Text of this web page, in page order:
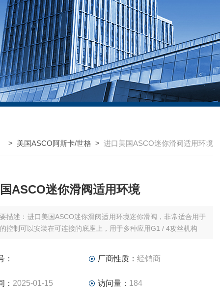
> 美国ASCO阿斯卡/世格 > 进口美国ASCO迷你滑阀适用环境
ASCO迷你滑阀适用环境
描述：进口美国ASCO迷你滑阀适用环境迷你滑阀，非常适合用于
控制可以安装在可连接的底座上，用于多种应用G1 / 4攻丝机构
： 厂商性质： 经销商
： 2025-01-15 访问量： 184